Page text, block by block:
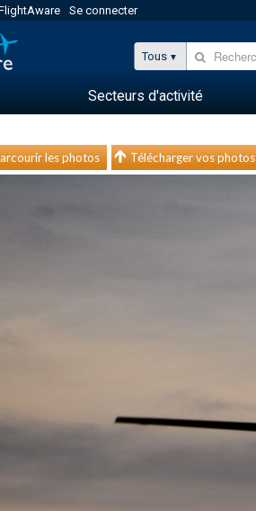
Se connecter
Tous
Secteurs d'activité
les photos Télécharger vos photos